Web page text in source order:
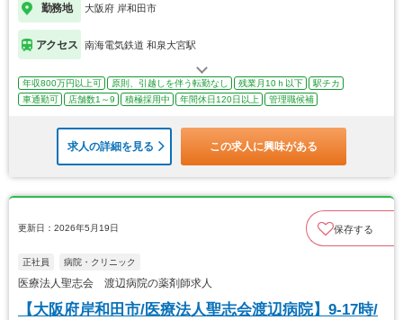
勤務地 大阪府 岸和田市
アクセス 南海電気鉄道 和泉大宮駅
年収800万円以上可 原則、引越しを伴う転勤なし 残業月10ｈ以下
駅チカ
車通勤可
店舗数1～9 積極採用中 年間休日120日以上 管理職候補
求人の詳細を見る この求人に興味がある
更新日：2026年5月19日 保存する
正社員 病院・クリニック
医療法人聖志会 渡辺病院の薬剤師求人
【大阪府岸和田市/医療法人聖志会渡辺病院】9-17時/